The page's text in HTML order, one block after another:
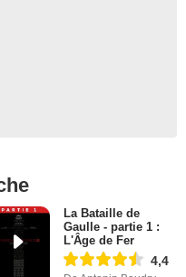
La Bataille de
Gaulle - partie 1 :
L'Âge de Fer
4,4